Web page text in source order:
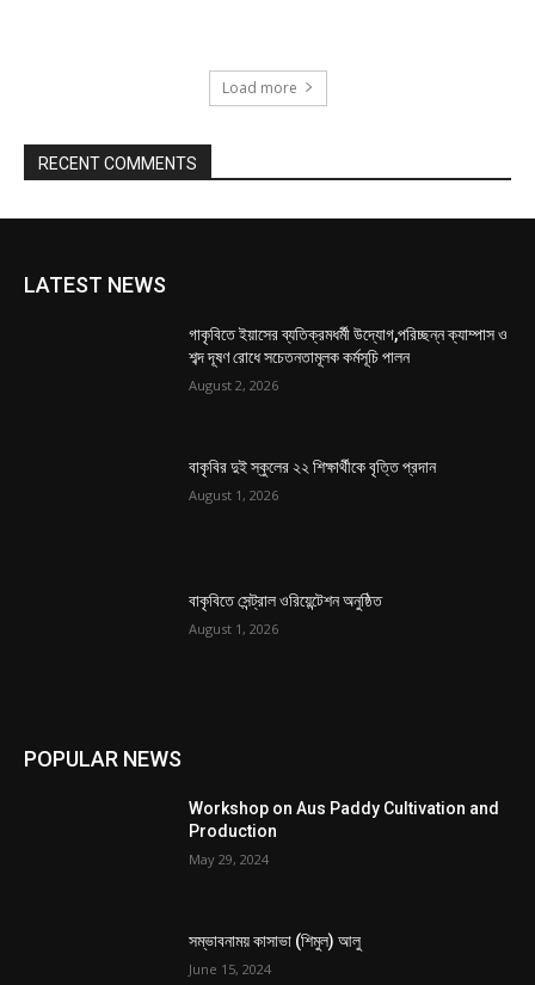
Load more
RECENT COMMENTS
LATEST NEWS
গাকৃবিতে ইয়াসের ব্যতিক্রমধর্মী উদ্যোগ,পরিচ্ছন্ন ক্যাম্পাস ও
শব্দ দূষণ রোধে সচেতনতামূলক কর্মসূচি পালন
August 2, 2026
বাকৃবির দুই স্কুলের ২২ শিক্ষার্থীকে বৃত্তি প্রদান
August 1, 2026
বাকৃবিতে সেন্ট্রাল ওরিয়েন্টেশন অনুষ্ঠিত
August 1, 2026
POPULAR NEWS
Workshop on Aus Paddy Cultivation and
Production
May 29, 2024
সম্ভাবনাময় কাসাভা (শিমুল) আলু
June 15, 2024